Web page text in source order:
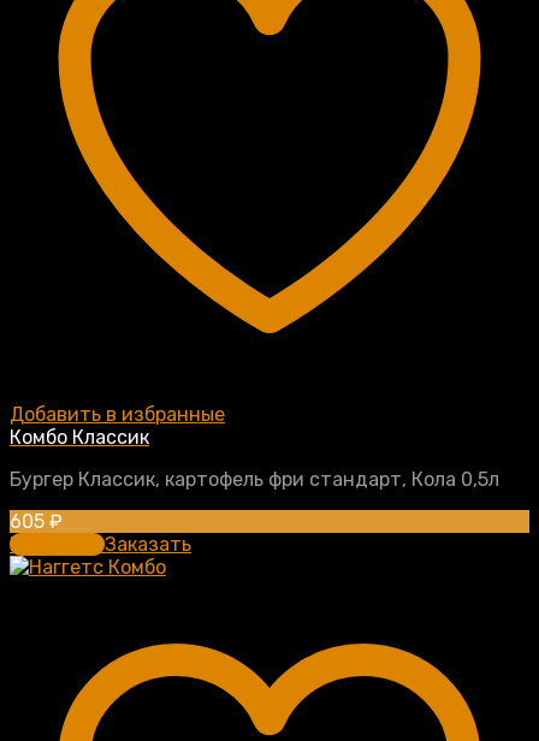
Добавить в избранные
Комбо Классик
Бургер Классик, картофель фри стандарт, Кола 0,5л
605 ₽
В корзинуЗаказать